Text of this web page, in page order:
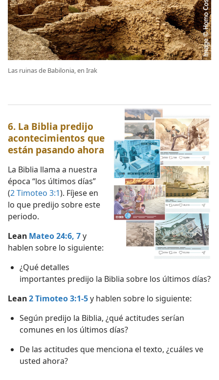
Las ruinas de Babilonia, en Irak
6. La Biblia predijo
acontecimientos que
están pasando ahora
La Biblia llama a nuestra
época “los últimos días”
(2 Timoteo 3:1). Fíjese en
lo que predijo sobre este
periodo.
Lean Mateo 24:6, 7y
hablen sobre lo siguiente:
¿Qué detalles
importantes predijo la Biblia sobre los últimos días?
Lean2 Timoteo 3:1-5y hablen sobre lo siguiente:
Según predijo la Biblia, ¿qué actitudes serían
comunes en los últimos días?
De las actitudes que menciona el texto, ¿cuáles ve
usted ahora?